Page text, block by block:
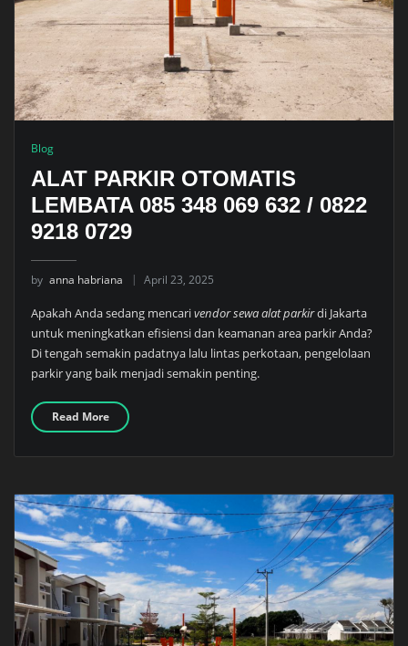
Blog
ALAT PARKIR OTOMATIS
LEMBATA 085 348 069 632 / 0822
9218 0729
by anna habriana April 23, 2025
Apakah Anda sedang mencarivendor sewa alat parkirdi Jakarta
untuk meningkatkan efisiensi dan keamanan area parkir Anda?
Di tengah semakin padatnya lalu lintas perkotaan, pengelolaan
parkir yang baik menjadi semakin penting.
Read More